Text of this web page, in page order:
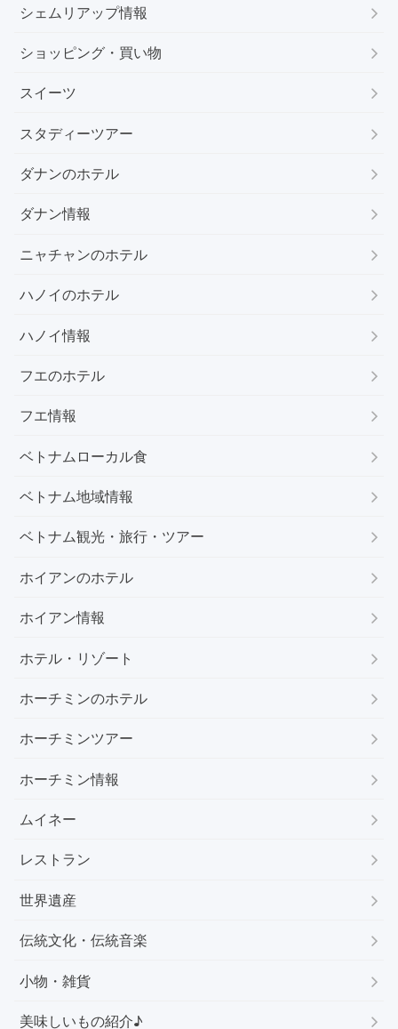
シェムリアップ情報
ショッピング・買い物
スイーツ
スタディーツアー
ダナンのホテル
ダナン情報
ニャチャンのホテル
ハノイのホテル
ハノイ情報
フエのホテル
フエ情報
ベトナムローカル食
ベトナム地域情報
ベトナム観光・旅行・ツアー
ホイアンのホテル
ホイアン情報
ホテル・リゾート
ホーチミンのホテル
ホーチミンツアー
ホーチミン情報
ムイネー
レストラン
世界遺産
伝統文化・伝統音楽
小物・雑貨
美味しいもの紹介♪